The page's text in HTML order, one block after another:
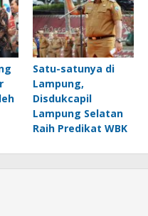
Satu-satunya di
Lampung,
Disdukcapil
Lampung Selatan
Raih Predikat WBK